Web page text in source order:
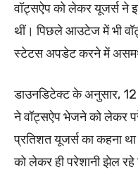
वॉट्सऐप को लेकर यूजर्स ने
थीं। पिछले आउटेज में भी
स्टेटस अपडेट करने में
डाउनडिटेक्ट के अनुसार,
ने वॉट्सऐप भेजने को लेकर
प्रतिशत यूजर्स का कहना
को लेकर ही परेशानी झेल रहे